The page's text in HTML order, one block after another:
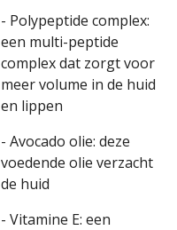
- Polypeptide complex:
een multi-peptide
complex dat zorgt voor
meer volume in de huid
en lippen
- Avocado olie: deze
voedende olie verzacht
de huid
- Vitamine E: een